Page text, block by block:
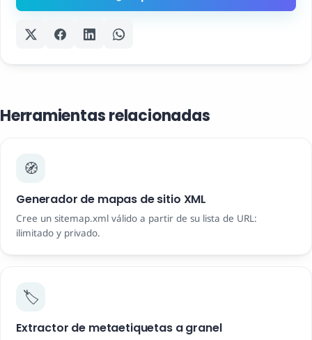
Herramientas relacionadas
🧭
Generador de mapas de sitio XML
Cree un sitemap.xml válido a partir de su lista de URL:
ilimitado y privado.
🏷️
Extractor de metaetiquetas a granel